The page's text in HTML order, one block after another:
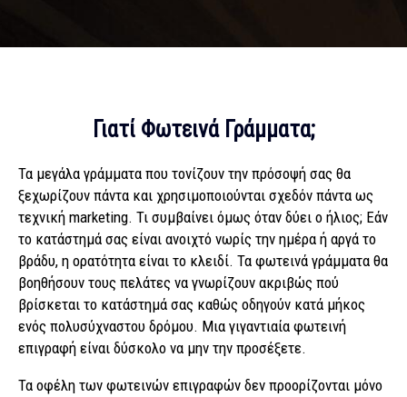
Γιατί Φωτεινά Γράμματα;
Τα μεγάλα γράμματα που τονίζουν την πρόσοψή σας θα
ξεχωρίζουν πάντα και χρησιμοποιούνται σχεδόν πάντα ως
τεχνική marketing. Τι συμβαίνει όμως όταν δύει ο ήλιος; Εάν
το κατάστημά σας είναι ανοιχτό νωρίς την ημέρα ή αργά το
βράδυ, η ορατότητα είναι το κλειδί. Τα φωτεινά γράμματα θα
βοηθήσουν τους πελάτες να γνωρίζουν ακριβώς πού
βρίσκεται το κατάστημά σας καθώς οδηγούν κατά μήκος
ενός πολυσύχναστου δρόμου. Μια γιγαντιαία φωτεινή
επιγραφή είναι δύσκολο να μην την προσέξετε.
Τα οφέλη των φωτεινών επιγραφών δεν προορίζονται μόνο